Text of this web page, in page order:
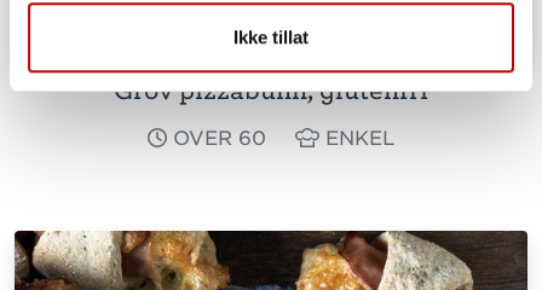
Ikke tillat
Grov pizzabunn, glutenfri
OVER 60 ENKEL